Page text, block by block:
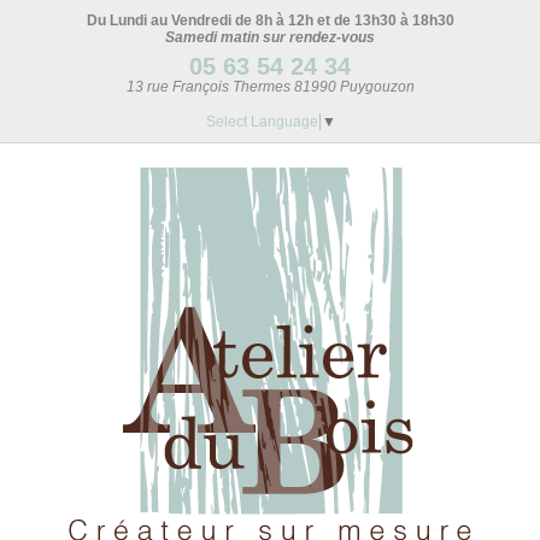
Du Lundi au Vendredi de 8h à 12h et de 13h30 à 18h30
Samedi matin sur rendez-vous
05 63 54 24 34
13 rue François Thermes 81990 Puygouzon
Select Language ▼